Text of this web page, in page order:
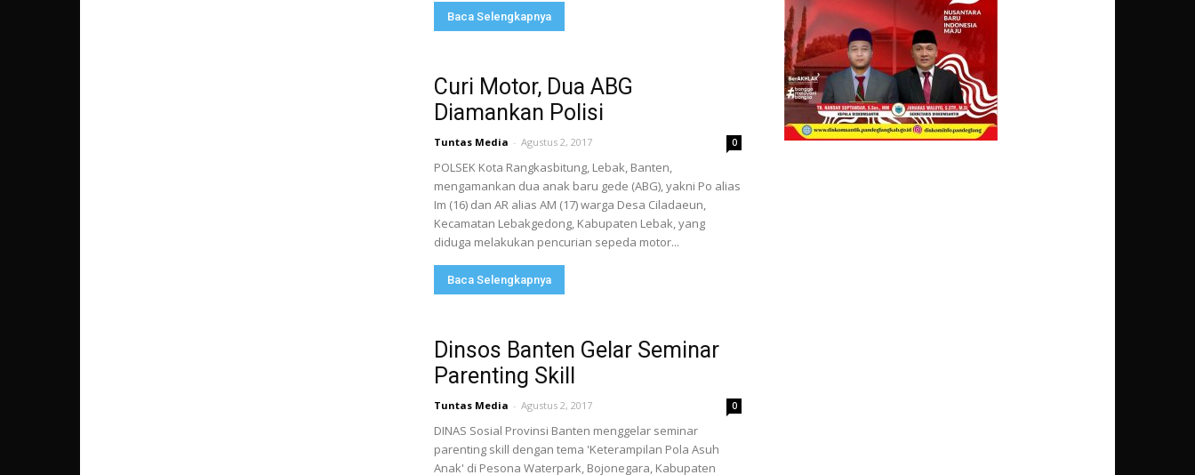
Baca Selengkapnya
Curi Motor, Dua ABG
Diamankan Polisi
Tuntas Media - Agustus 2, 2017 0
POLSEK Kota Rangkasbitung, Lebak, Banten,
mengamankan dua anak baru gede (ABG), yakni Po alias
Im (16) dan AR alias AM (17) warga Desa Ciladaeun,
Kecamatan Lebakgedong, Kabupaten Lebak, yang
diduga melakukan pencurian sepeda motor...
Baca Selengkapnya
Dinsos Banten Gelar Seminar
Parenting Skill
Tuntas Media - Agustus 2, 2017 0
DINAS Sosial Provinsi Banten menggelar seminar
parenting skill dengan tema 'Keterampilan Pola Asuh
Anak' di Pesona Waterpark, Bojonegara, Kabupaten